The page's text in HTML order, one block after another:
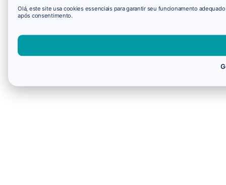
Olá, este site usa cookies essenciais para garantir seu funcionamento
após consentimento.